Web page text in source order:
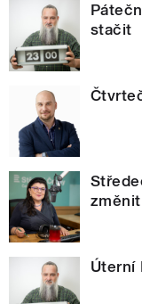
stačit
Úterní